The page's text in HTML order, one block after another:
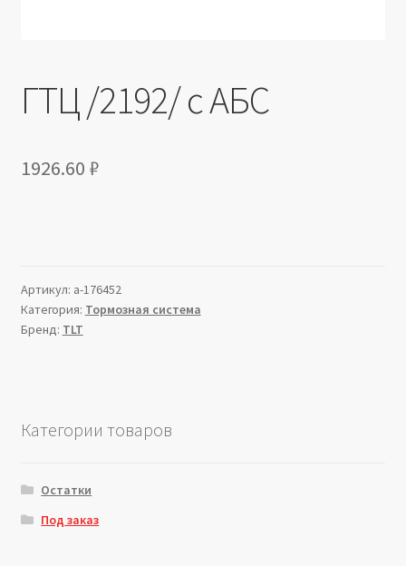
ГТЦ /2192/ с АБС
1926.60 ₽
Артикул: a-176452
Категория: Тормозная система
Бренд: TLT
Категории товаров
Остатки
Под заказ